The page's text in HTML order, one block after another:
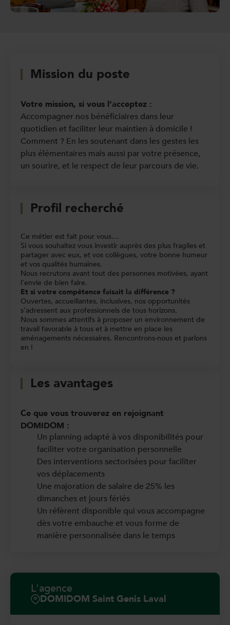
Mission du poste
Votre mission, si vous l’acceptez :
Accompagner nos bénéficiaires dans leur
quotidien et faciliter leur maintien à domicile !
Comment ? En les soutenant dans les gestes les
plus élémentaires mais aussi par votre présence,
un sourire, et le respect de leur parcours de vie.
Profil recherché
Ce métier est fait pour vous…
Si vous souhaitez vous investir auprès des plus fragiles et
partager avec eux, et vos collègues, votre bonne humeur
et vos qualités humaines.
Nous recrutons avant tout des personnes motivées, ayant
l’envie de bien faire.
Et si votre compétence faisait la différence ?
Ouvertes, accueillantes, inclusives, nos opportunités
s’adressent aux professionnels de tous horizons.
Nous sommes attentifs à proposer un environnement de
travail favorable à tous et à mettre en place les
aménagements nécessaires. Rencontrons-nous et parlons
en !
Les avantages
Ce que vous trouverez en rejoignant
DOMIDOM :
Un planning adapté à vos disponibilités pour
faciliter votre organisation personnelle
Des interventions sectorisées pour faciliter
vos déplacements
Une majoration de salaire de 25% les
dimanches et jours fériés
Un réfèrent disponible qui vous accompagne
dès votre embauche et vous forme de
manière personnalisée dans le temps
L'agence
DOMIDOM Saint Genis Laval